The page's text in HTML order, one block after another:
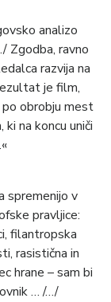
analizo
Zgodba, ravno
razvija na
je film,
obrobju mest
na koncu uniči
spremenijo v
pravljice:
filantropska
rasistična in
hrane – sam bi
… /…/